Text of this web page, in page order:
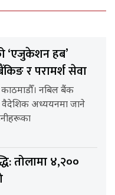
‘एजुकेशन हब’
र परामर्श सेवा
नबिल बैंक
वैदेशिक अध्ययनमा जाने
तोलामा ४,२००